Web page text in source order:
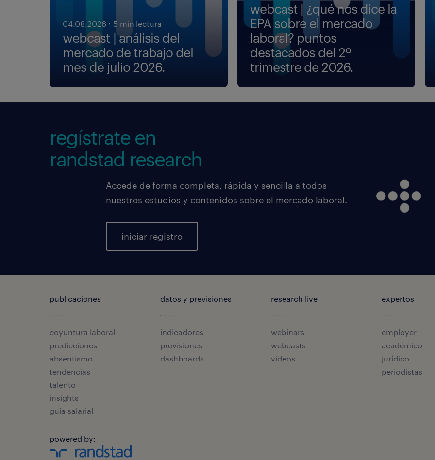
04.08.2026 · 5 min lectura
webcast | análisis del
mercado de trabajo del
mes de julio 2026.
webcast | ¿qué nos dice la
EPA sobre el mercado
laboral? puntos
destacados del 2º
trimestre de 2026.
regístrate en
randstad research
Accede de forma completa, rápida y sencilla a todos
nuestros estudios y contenidos sobre el mercado laboral.
iniciar registro
publicaciones
coyuntura laboral
predicciones
absentismo
tendencias
talento
insights
guía salarial
datos y previsiones
indicadores
previsiones
dashboards
research live
webinars
webcasts
videos
expertos
employer
académico
jurídico
periodistas
powered by: